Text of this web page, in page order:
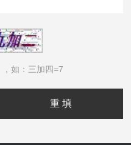
如：三加四=7